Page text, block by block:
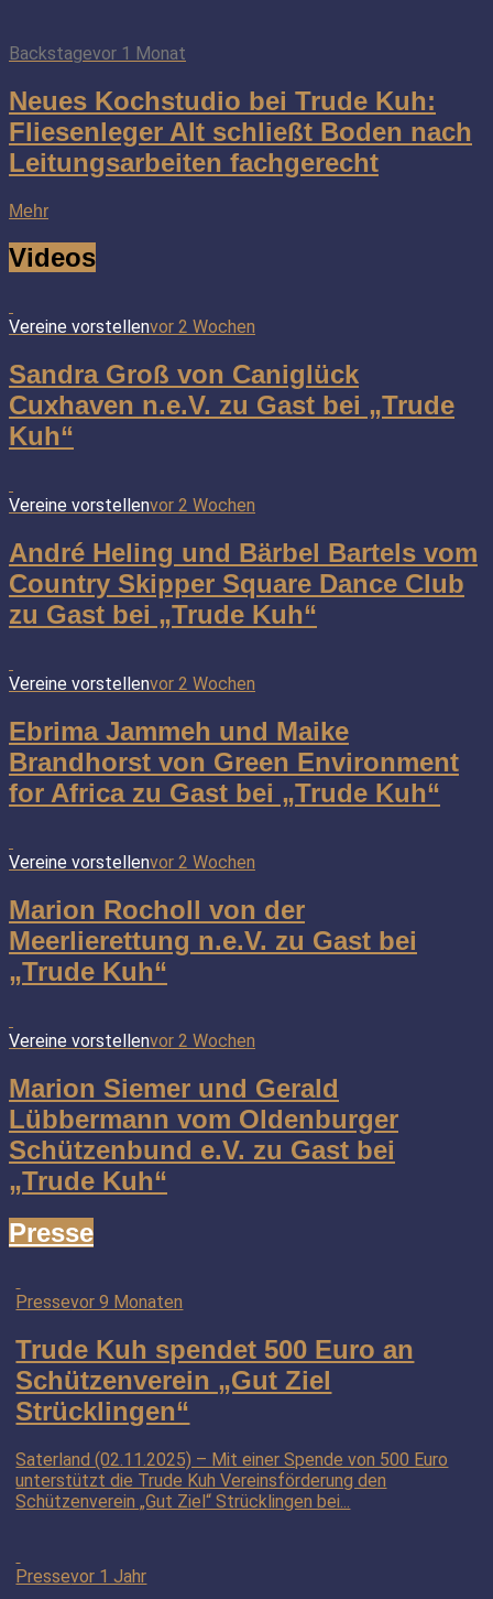
Backstagevor 1 Monat
Neues Kochstudio bei Trude Kuh:
Fliesenleger Alt schließt Boden nach
Leitungsarbeiten fachgerecht
Mehr
Videos
Vereine vorstellenvor 2 Wochen
Sandra Groß von Caniglück
Cuxhaven n.e.V. zu Gast bei „Trude
Kuh“
Vereine vorstellenvor 2 Wochen
André Heling und Bärbel Bartels vom
Country Skipper Square Dance Club
zu Gast bei „Trude Kuh“
Vereine vorstellenvor 2 Wochen
Ebrima Jammeh und Maike
Brandhorst von Green Environment
for Africa zu Gast bei „Trude Kuh“
Vereine vorstellenvor 2 Wochen
Marion Rocholl von der
Meerlierettung n.e.V. zu Gast bei
„Trude Kuh“
Vereine vorstellenvor 2 Wochen
Marion Siemer und Gerald
Lübbermann vom Oldenburger
Schützenbund e.V. zu Gast bei
„Trude Kuh“
Presse
Pressevor 9 Monaten
Trude Kuh spendet 500 Euro an
Schützenverein „Gut Ziel
Strücklingen“
Saterland (02.11.2025) – Mit einer Spende von 500 Euro
unterstützt die Trude Kuh Vereinsförderung den
Schützenverein „Gut Ziel“ Strücklingen bei...
Pressevor 1 Jahr